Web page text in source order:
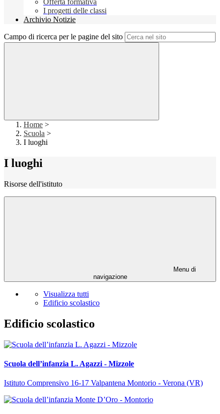
Offerta formativa
I progetti delle classi
Archivio Notizie
Campo di ricerca per le pagine del sito
Home >
Scuola >
I luoghi
I luoghi
Risorse dell'istituto
Menu di
navigazione
Visualizza tutti
Edificio scolastico
Edificio scolastico
Scuola dell’infanzia L. Agazzi - Mizzole
Istituto Comprensivo 16-17 Valpantena Montorio - Verona (VR)